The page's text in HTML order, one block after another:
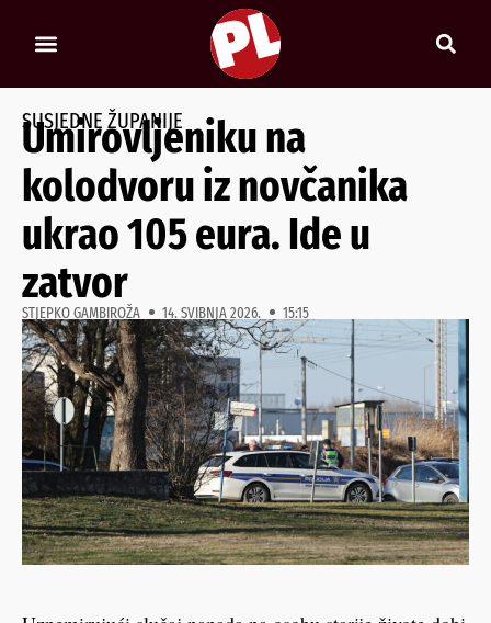
SUSJEDNE ŽUPANIJE
Umirovljeniku na
kolodvoru iz novčanika
ukrao 105 eura. Ide u
zatvor
STJEPKO GAMBIROŽA 14. SVIBNJA 2026. 15:15